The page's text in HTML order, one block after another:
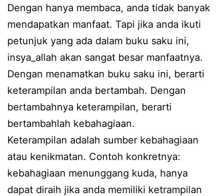
Dengan hanya membaca, anda tidak banyak
mendapatkan manfaat. Tapi jika anda ikuti
petunjuk yang ada dalam buku saku ini,
insya_allah akan sangat besar manfaatnya.
Dengan menamatkan buku saku ini, berarti
keterampilan anda bertambah. Dengan
bertambahnya keterampilan, berarti
bertambahlah kebahagiaan.
Keterampilan adalah sumber kebahagiaan
atau kenikmatan. Contoh konkretnya:
kebahagiaan menunggang kuda, hanya
dapat diraih jika anda memiliki ketrampilan